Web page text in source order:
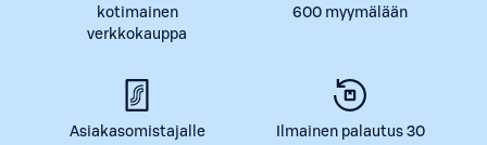
kotimainen
verkkokauppa
600 myymälään
Asiakasomistajalle
Ilmainen palautus 30